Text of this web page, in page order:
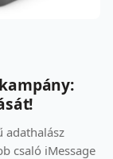
adathalász
csaló iMessage